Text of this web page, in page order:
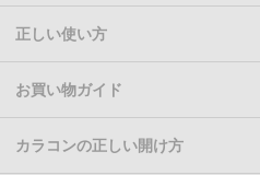
正しい使い方
お買い物ガイド
カラコンの正しい開け方